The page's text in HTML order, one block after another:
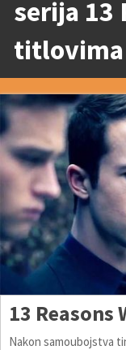
serija 13
titlovima
13 Reasons
Nakon samoubojstva